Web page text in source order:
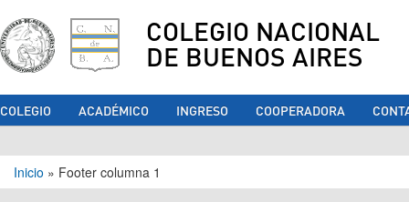
COLEGIO NACIONAL
DE BUENOS AIRES
COLEGIO ACADÉMICO INGRESO COOPERADORA
Se encuentra usted aquí
Inicio » Footer columna 1